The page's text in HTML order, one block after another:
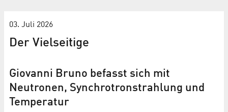
03. Juli 2026
Der Vielseitige
Giovanni Bruno befasst sich mit
Neutronen, Synchrotronstrahlung und
Temperatur